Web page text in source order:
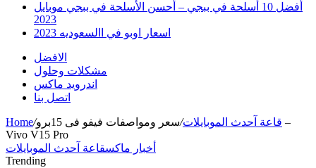
أفضل 10 أسلحة في ببجي – أحسن الأسلحة في ببجي موبايل
2023
اسعار اوبو في االسعوديه 2023
الافضل
مشكلات وحلول
اندرويد ماكس
اتصل بنا
Home/ قاعة آحدث الموبايلات/
سعر ومواصفات فيفو فى 15برو –
Vivo V15 Pro
أخبار ماكسقاعة آحدث الموبايلات
Trending